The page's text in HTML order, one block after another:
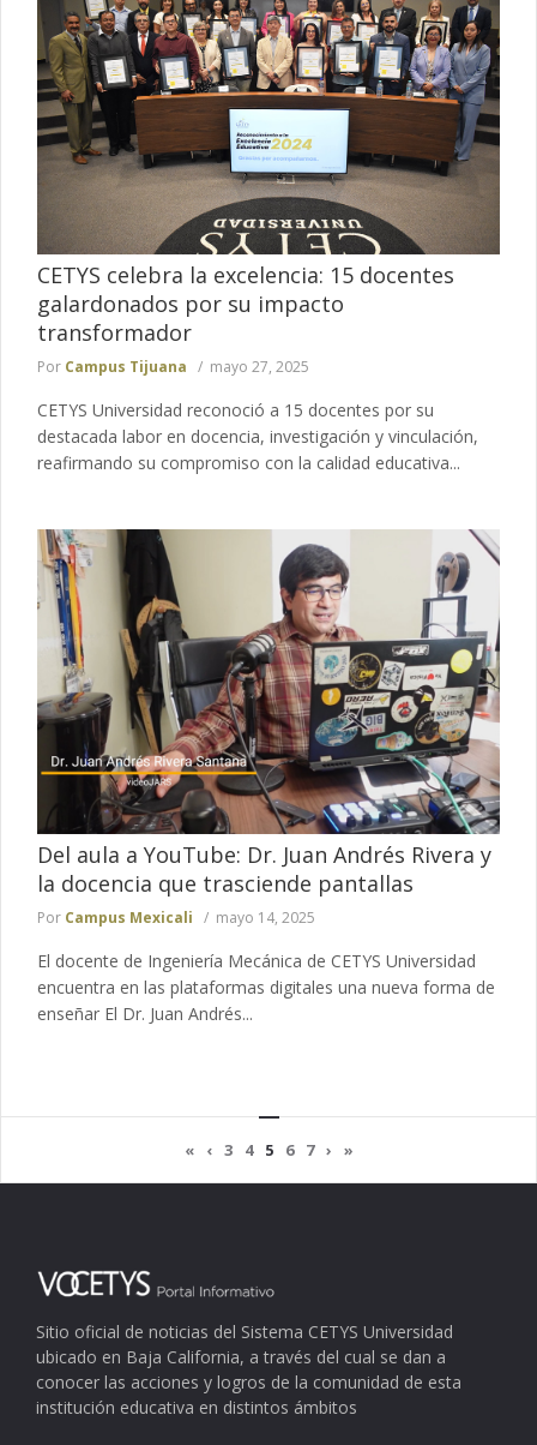
CETYS celebra la excelencia: 15 docentes
galardonados por su impacto
transformador
Por Campus Tijuana mayo 27, 2025
CETYS Universidad reconoció a 15 docentes por su
destacada labor en docencia, investigación y vinculación,
reafirmando su compromiso con la calidad educativa...
Del aula a YouTube: Dr. Juan Andrés Rivera y
la docencia que trasciende pantallas
Por Campus Mexicali mayo 14, 2025
El docente de Ingeniería Mecánica de CETYS Universidad
encuentra en las plataformas digitales una nueva forma de
enseñar El Dr. Juan Andrés...
« ‹ 3 4 5 6 7 › »
Sitio oficial de noticias del Sistema CETYS Universidad
ubicado en Baja California, a través del cual se dan a
conocer las acciones y logros de la comunidad de esta
institución educativa en distintos ámbitos